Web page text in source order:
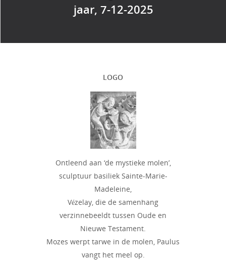
jaar, 7-12-2025
LOGO
Ontleend aan ‘de mystieke molen’,
sculptuur basiliek Sainte-Marie-
Madeleine,
Vézelay, die de samenhang
verzinnebeeldt tussen Oude en
Nieuwe Testament.
Mozes werpt tarwe in de molen, Paulus
vangt het meel op.